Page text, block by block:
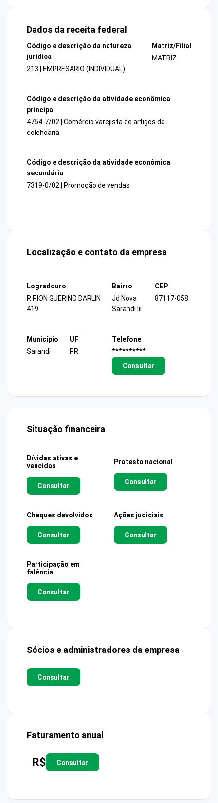
Dados da receita federal
Código e descrição da natureza
jurídica
213 | EMPRESARIO (INDIVIDUAL)
Matriz/Filial
MATRIZ
Código e descrição da atividade econômica
principal
4754-7/02 | Comércio varejista de artigos de
colchoaria
Código e descrição da atividade econômica
secundária
7319-0/02 | Promoção de vendas
Localização e contato da empresa
Logradouro
R PION GUERINO DARLIN
419
Bairro
Jd Nova
Sarandi Iii
CEP
87117-058
Município
Sarandi
UF
PR
Telefone
**********
Consultar
Situação financeira
Dívidas ativas e
vencidas
Consultar
Protesto nacional
Consultar
Cheques devolvidos
Consultar
Ações judiciais
Consultar
Participação em
falência
Consultar
Sócios e administradores da empresa
Consultar
Faturamento anual
R$ Consultar